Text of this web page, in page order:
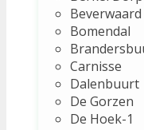
Beverwaard
Bomendal
Carnisse
Dalenbuurt
De Gorzen
De Hoek-1